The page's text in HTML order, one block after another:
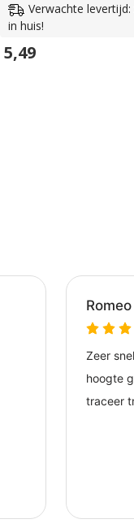
Verwachte levertijd:
in huis!
5,49